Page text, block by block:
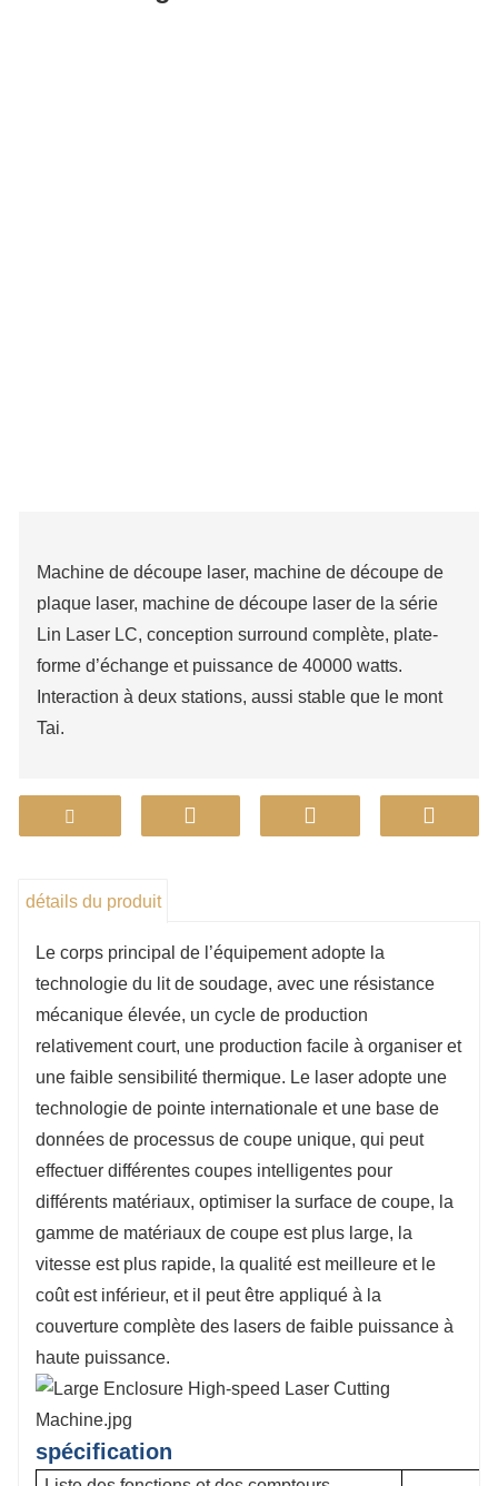
Machine de découpe laser, machine de découpe de
plaque laser, machine de découpe laser de la série
Lin Laser LC, conception surround complète, plate-
forme d’échange et puissance de 40000 watts.
Interaction à deux stations, aussi stable que le mont
Tai.
détails du produit
Le corps principal de l’équipement adopte la
technologie du lit de soudage, avec une résistance
mécanique élevée, un cycle de production
relativement court, une production facile à organiser et
une faible sensibilité thermique. Le laser adopte une
technologie de pointe internationale et une base de
données de processus de coupe unique, qui peut
effectuer différentes coupes intelligentes pour
différents matériaux, optimiser la surface de coupe, la
gamme de matériaux de coupe est plus large, la
vitesse est plus rapide, la qualité est meilleure et le
coût est inférieur, et il peut être appliqué à la
couverture complète des lasers de faible puissance à
haute puissance.
spécification